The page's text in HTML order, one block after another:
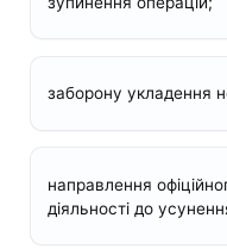
заборону укладення
направлення
діяльності до